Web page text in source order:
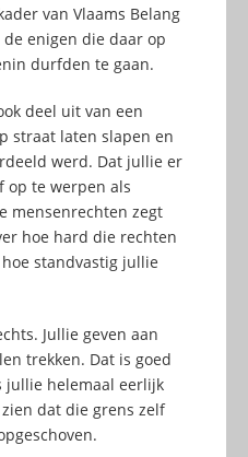
van Vlaams Belang
enigen die daar op
durfden te gaan.
deel uit van een
straat laten slapen en
werd. Dat jullie er
op te werpen als
mensenrechten zegt
hoe hard die rechten
standvastig jullie
Jullie geven aan
trekken. Dat is goed
jullie helemaal eerlijk
dat die grens zelf